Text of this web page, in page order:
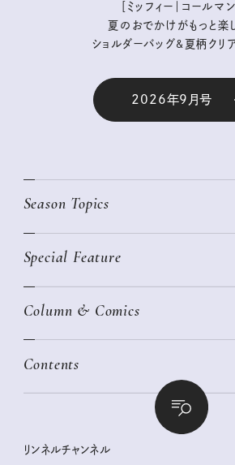
［ミッフィー｜コールマン
夏のおでかけがもっと楽し
ショルダーバッグ&夏柄クリ
2026年9月号
Season Topics
真夏のひんやりグッズ 2026
ニトリ・イケア・無印良品で賢くおしゃれなイン
絶品、お餅レシピ大集合！
世界のサンタさんに会って来た！
クラフトビール案内
Special Feature
2026年春夏 トレンドファッションニュース
女子旅おすすめスポット 暮らすように心地
幸せな老後のための リンネルマネー講座
私の住むまち、好きな場所。LOCAL LIFE
リンネル 暮らしの道具大賞
Column & Comics
ぐれいさん
明日もいい日になりますように
清水みさとの食いしんぼう寄り道サウナ
Contents
リンネルおしゃれファッションスナップ
リンネル暮らし部
リンネルチャンネル